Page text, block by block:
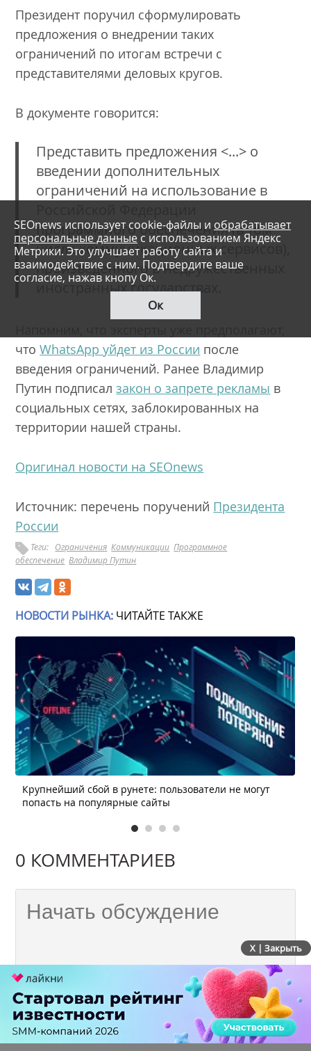
Президент поручил сформулировать
предложения о внедрении таких
ограничений по итогам встречи с
представителями деловых кругов.
В документе говорится:
Представить предложения <...> о
введении дополнительных
ограничений на использование в
программного обеспечения (в том
числе коммуникационных сервисов),
произведенного в недружественных
иностранных государствах.
чтоWhatsApp уйдет из России после
введения ограничений. Ранее Владимир
Путин подписалзакон о запрете рекламы в
социальных сетях, заблокированных на
территории нашей страны.
Оригинал новости на SEOnews
Источник: перечень поручений Президента
России
Теги: Ограничения Коммуникации Программное
обеспечение Владимир Путин
SEOnews использует cookie-файлы и обрабатывает
персональные данныес использованием Яндекс
Метрики. Это улучшает работу сайта и
взаимодействие с ним. Подтвердите ваше
согласие, нажав кнопу Ок.
Ок
НОВОСТИ РЫНКА: ЧИТАЙТЕ ТАКЖЕ
Крупнейший сбой в рунете: пользователи не могут
попасть на популярные сайты
0 КОММЕНТАРИЕВ
X | Закрыть